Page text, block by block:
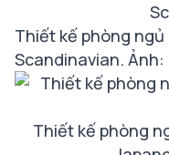
Thiết kế phòng
Scandinavian.
Thiết kế phòng